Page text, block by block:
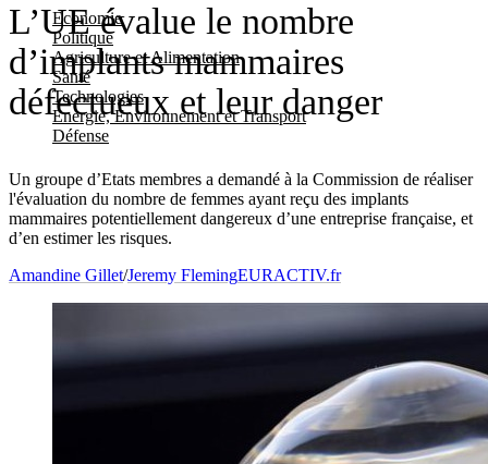
Economie
Politique
Agriculture et Alimentation
Santé
Technologies
Energie, Environnement et Transport
Défense
L’UE évalue le nombre
d’implants mammaires
défectueux et leur danger
Un groupe d’Etats membres a demandé à la Commission de réaliser
l'évaluation du nombre de femmes ayant reçu des implants
mammaires potentiellement dangereux d’une entreprise française, et
d’en estimer les risques.
Amandine Gillet/Jeremy FlemingEURACTIV.fr